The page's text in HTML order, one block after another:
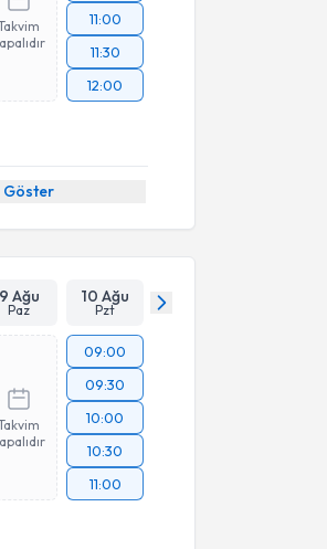
11:00
11:30
12:00
Göster
9 Ağu
Paz
10 Ağu
Pzt
09:00
09:30
10:00
10:30
11:00